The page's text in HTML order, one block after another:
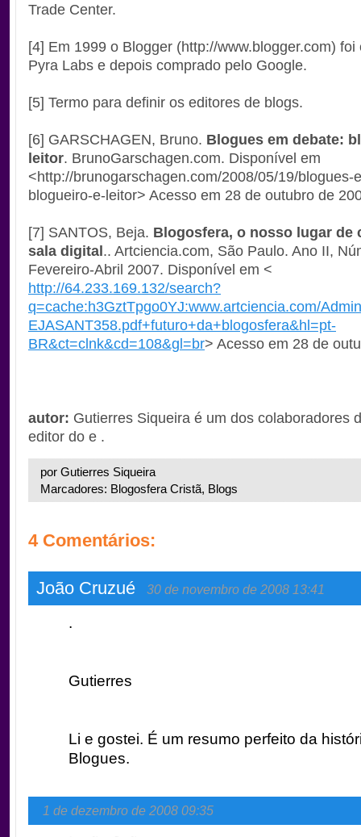
Trade Center.
[4] Em 1999 o Blogger (http://www.blogger.com) foi
Pyra Labs e depois comprado pelo Google.
[5] Termo para definir os editores de blogs.
[6] GARSCHAGEN, Bruno. Blogues em debate:
leitor. BrunoGarschagen.com. Disponível em
<http://brunogarschagen.com/2008/05/19/blogues-
blogueiro-e-leitor> Acesso em 28 de outubro de
[7] SANTOS, Beja. Blogosfera, o nosso lugar de
sala digital .. Artciencia.com, São Paulo. Ano II,
Fevereiro-Abril 2007. Disponível em <
http://64.233.169.132/search?
q=cache:h3GztTpgo0YJ:www.artciencia.com/
EJASANT358.pdf+futuro+da+blogosfera&hl=pt-
BR&ct=clnk&cd=108&gl=br> Acesso em 28 de
autor: Gutierres Siqueira é um dos colaboradores
editor do e .
por Gutierres Siqueira
Marcadores: Blogosfera Cristã, Blogs
4 Comentários:
João Cruzué 30 de novembro de 2008 13:41
.
Gutierres
Li e gostei. É um resumo perfeito da
Blogues.
1 de dezembro de 2008 09:35